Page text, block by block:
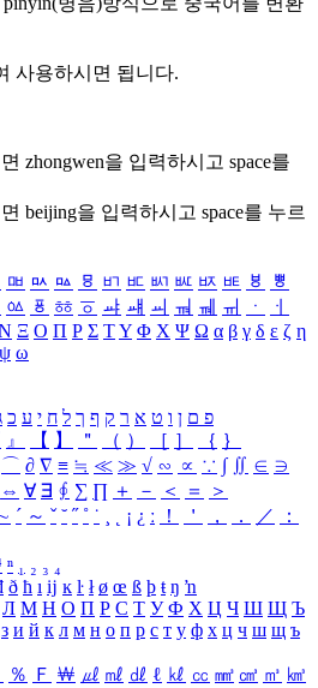
사용하시면 됩니다.
zhongwen을 입력하시고 space를
beijing을 입력하시고 space를 누르
ㅮ ㅯ ㅰ ㅱ ㅲ ㅳ ㅴ ㅵ ㅶ ㅷ ㅸ
ㅹ
ㆃ ㆄ ㆅ ㆆ ㆇ ㆈ ㆉ ㆊ ㆋ ㆌ ㆍ
ㆎ
Ξ Ο Π Ρ Σ ΤΥ Φ Χ Ψ Ω α β γ δ ε ζ η
ψ ω
פ ם ן ו ט א ר ק ף ך ל ח י ע כ
』 【 】 ＂ （ ） ［ ］ ｛ ｝
⌒ ∂ ∇ ≡ ≒ ≪ ≫ √ ∽ ∝ ∵ ∫ ∬ ∈ ∋
⇔ ∀ ∃ ∮ ∑ ∏ ＋ － ＜ ＝
＞
´ ～ ˇ ˘ ˝ ˚ ˙ ¸ ¡ ¿ ː ！ ＇ ， ． ／
：
ⁿ ₁ ₂ ₃ ₄
ð ħ ı ĳ ĸ ŀ ł ø œ ß þ ŧ ŋ ŉ
Л М Н О П Р С Т У Ф Х Ц Ч Ш Щ Ъ
з и й к л м н о п р с т у ф х ц ч ш щ ъ
％ Ｆ ￦ ㎕ ㎖ ㎗ ℓ ㎘ ㏄ ㎣ ㎤ ㎥ ㎦